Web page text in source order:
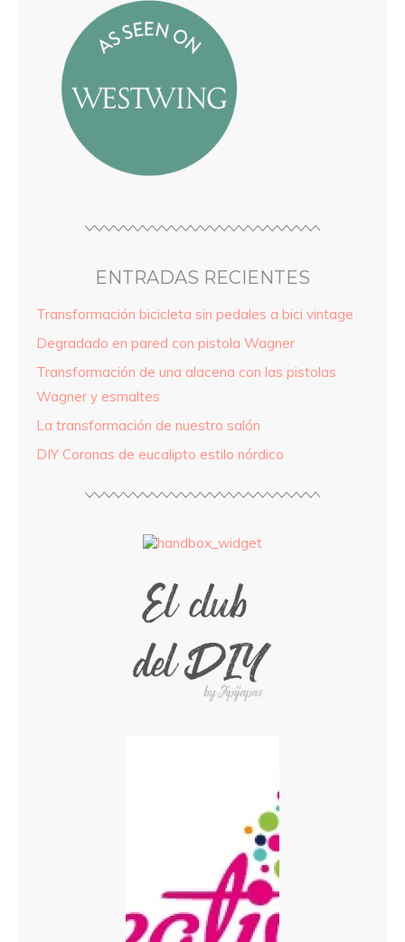
ENTRADAS RECIENTES
Transformación bicicleta sin pedales a bici vintage
Degradado en pared con pistola Wagner
Transformación de una alacena con las pistolas
Wagner y esmaltes
La transformación de nuestro salón
DIY Coronas de eucalipto estilo nórdico